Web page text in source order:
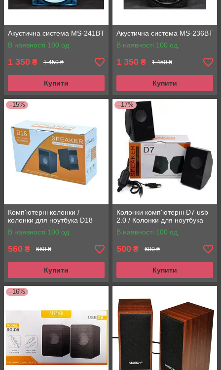
Акустична система MS-241BT
В наявності 100 од.
1 350 ₴ 1 450 ₴
Купити
Акустична система MS-236BT
В наявності 100 од.
1 350 ₴ 1 450 ₴
Купити
–15%
Комп'ютерні колонки /
колонки для ноутбука D18
В наявності 100 од.
560 ₴ 660 ₴
Купити
–17%
Колонки комп'ютерні D7 usb
2.0 / Колонки для ноутбука
В наявності 100 од.
500 ₴ 600 ₴
Купити
–16%